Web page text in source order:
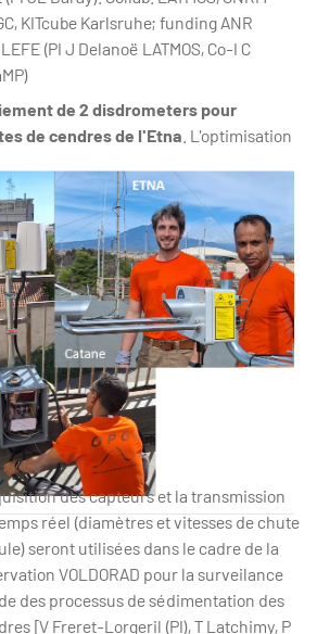
KITcube Karlsruhe; funding ANR
LEFE (PI J Delanoë LATMOS, Co-I C
de 2 disdrometers pour
de cendres de l'Etna
la mesure des chutes de cendres de l'Etna
L'optimisation
des capteurs et la transmission
réel (diamètres et vitesses de chute
seront utilisées dans le cadre de la
VOLDORAD pour la surveilance
des processus de sédimentation des
[V Freret-Lorgeril (PI), T Latchimy, P